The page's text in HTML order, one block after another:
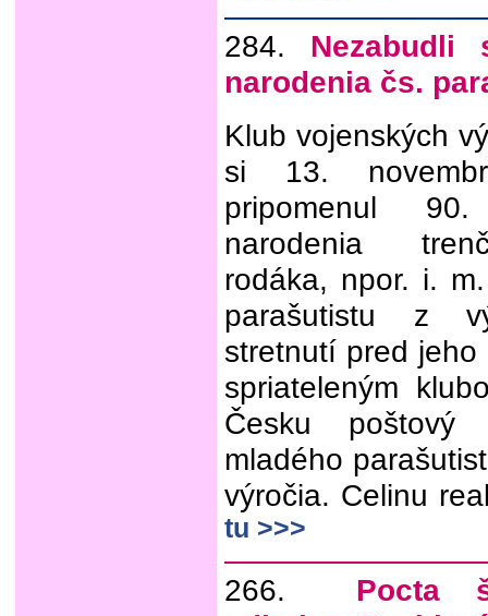
284.
narodenia čs.
Klub vojenských
si 13.
pripomenul
narodenia
rodáka, npor. i.
parašutistu z
stretnutí pred
spriateleným
Česku
mladého
výročia. Celinu
tu >>>
266.
Pocta